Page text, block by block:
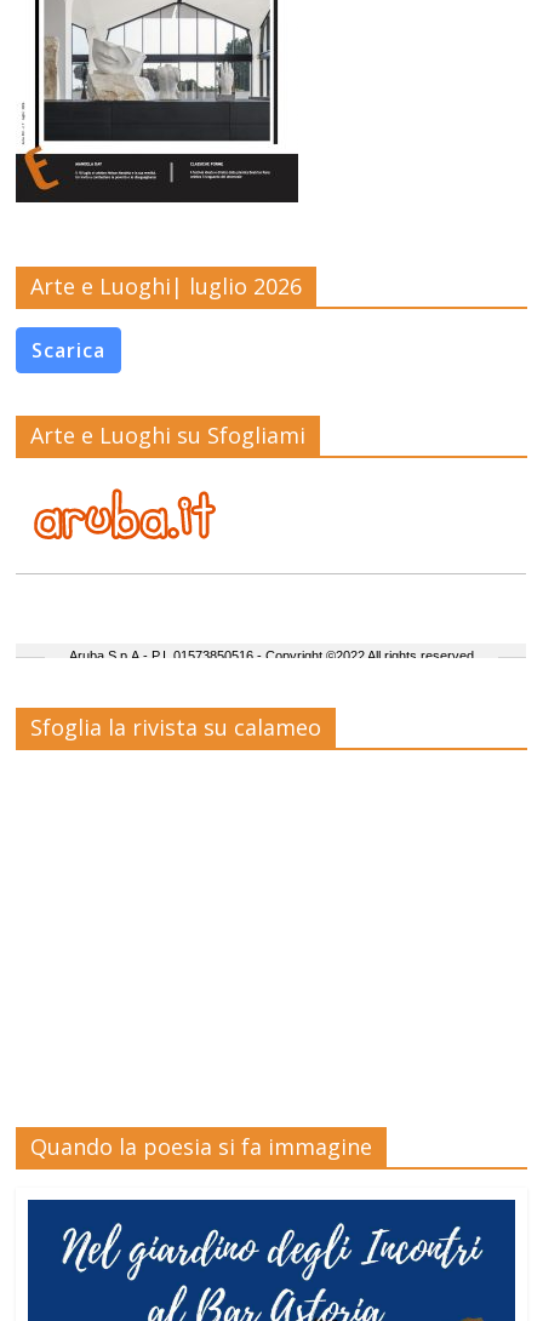
Arte e Luoghi| luglio 2026
Scarica
Arte e Luoghi su Sfogliami
Sfoglia la rivista su calameo
Quando la poesia si fa immagine